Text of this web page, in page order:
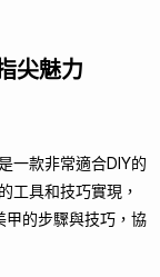
尖魅力
一款非常適合DIY的
工具和技巧實現，
甲的步驟與技巧，協